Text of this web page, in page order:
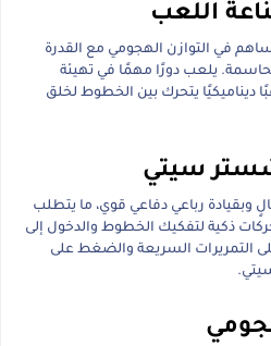
اللعب
في التوازن الهجومي مع القدرة
يلعب دورًا مهمًا في تهيئة
ديناميكيًا يتحرك بين الخطوط لخلق
سيتي
وبقيادة رباعي دفاعي قوي، ما يتطلب
ذكية لتفكيك الخطوط والدخول إلى
التمريرات السريعة والضغط على